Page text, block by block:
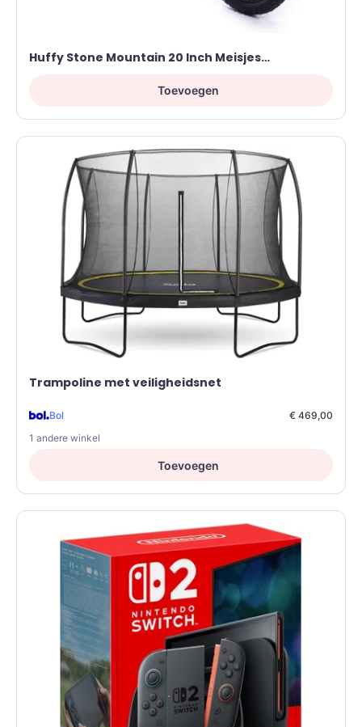
Huffy Stone Mountain 20 Inch Meisjes
Snelheid Voor Kinderen 6-9 Jaar
Toevoegen
Trampoline met veiligheidsnet
Bol
€ 469,00
1 andere winkel
Toevoegen